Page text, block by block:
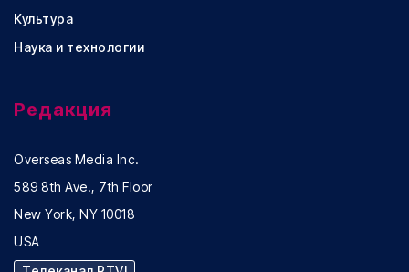
Культура
Наука и технологии
Редакция
Overseas Media Inc.
589 8th Ave., 7th Floor
New York, NY 10018
USA